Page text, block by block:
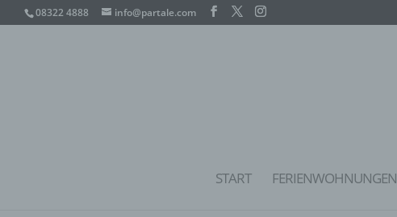
08322 4888 info@partale.com
START FERIENWOHNUNGEN